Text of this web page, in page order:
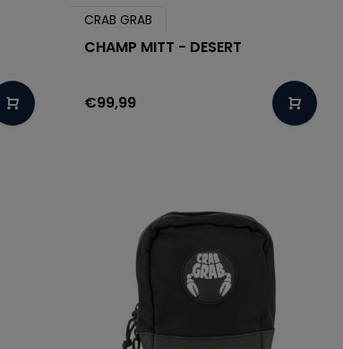
CRAB GRAB
CHAMP MITT - DESERT
€99,99